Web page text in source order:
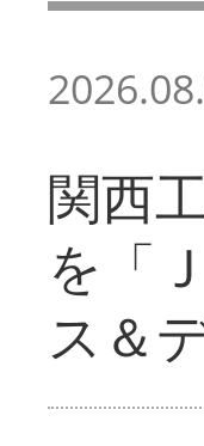
関西
を「
ス＆